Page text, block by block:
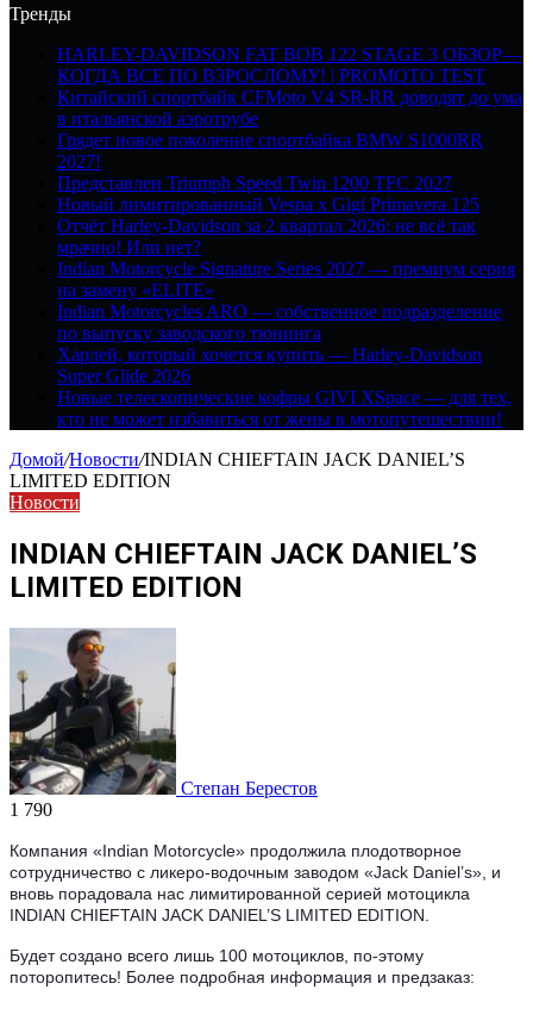
Тренды
HARLEY-DAVIDSON FAT BOB 122 STAGE 3 ОБЗОР—
КОГДА ВСЕ ПО ВЗРОСЛОМУ! | PROMOTO TEST
Китайский спортбайк CFMoto V4 SR-RR доводят до ума
в итальянской аэротрубе
Грядет новое поколение спортбайка BMW S1000RR
2027!
Представлен Triumph Speed Twin 1200 TFC 2027
Новый лимитированный Vespa x Gigi Primavera 125
Отчёт Harley-Davidson за 2 квартал 2026: не всё так
мрачно! Или нет?
Indian Motorcycle Signature Series 2027 — премиум серия
на замену «ELITE»
Indian Motorcycles ARO — собственное подразделение
по выпуску заводского тюнинга
Харлей, который хочется купить — Harley-Davidson
Super Glide 2026
Новые телескопические кофры GIVI XSpace — для тех,
кто не может избавиться от жены в мотопутешествии!
Домой/Новости/INDIAN CHIEFTAIN JACK DANIEL’S
LIMITED EDITION
Новости
INDIAN CHIEFTAIN JACK DANIEL’S
LIMITED EDITION
Степан Берестов
1 790
Компания «Indian Motorcycle» продолжила плодотворное
сотрудничество с ликеро-водочным заводом «Jack Daniel’s», и
вновь порадовала нас лимитированной серией мотоцикла
INDIAN CHIEFTAIN JACK DANIEL’S LIMITED EDITION.
Будет создано всего лишь 100 мотоциклов, по-этому
поторопитесь! Более подробная информация и предзаказ: